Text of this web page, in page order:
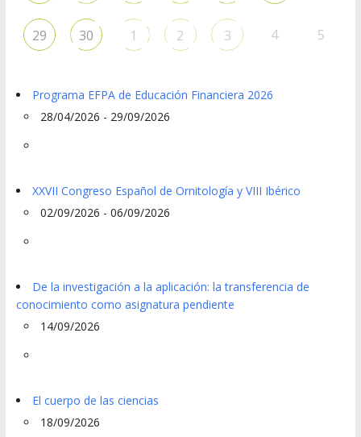
29 30 1 2 3 4 5
Programa EFPA de Educación Financiera 2026
28/04/2026 - 29/09/2026
XXVII Congreso Español de Ornitología y VIII Ibérico
02/09/2026 - 06/09/2026
De la investigación a la aplicación: la transferencia de
conocimiento como asignatura pendiente
14/09/2026
El cuerpo de las ciencias
18/09/2026